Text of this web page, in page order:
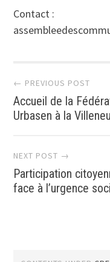
Contact :
Post
← PREVIOUS POST
Accueil de la
Urbasen à la
NEXT POST →
Participation
face à l’urgence